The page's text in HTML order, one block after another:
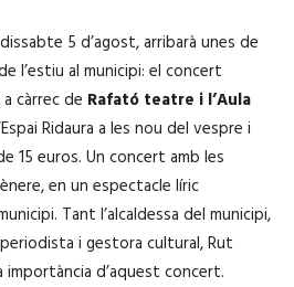
5 d’agost, arribarà unes de
l’estiu al municipi: el concert
a càrrec de Rafató teatre i l’Aula
Ridaura a les nou del vespre i
15 euros. Un concert amb les
en un espectacle líric
Tant l’alcaldessa del municipi,
i gestora cultural, Rut
d’aquest concert.